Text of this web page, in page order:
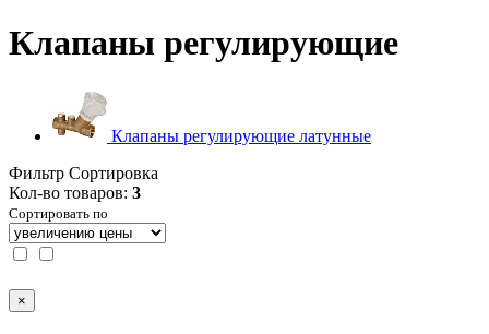
Клапаны регулирующие
Клапаны регулирующие латунные
Фильтр Сортировка
Кол-во товаров: 3
Сортировать по
×